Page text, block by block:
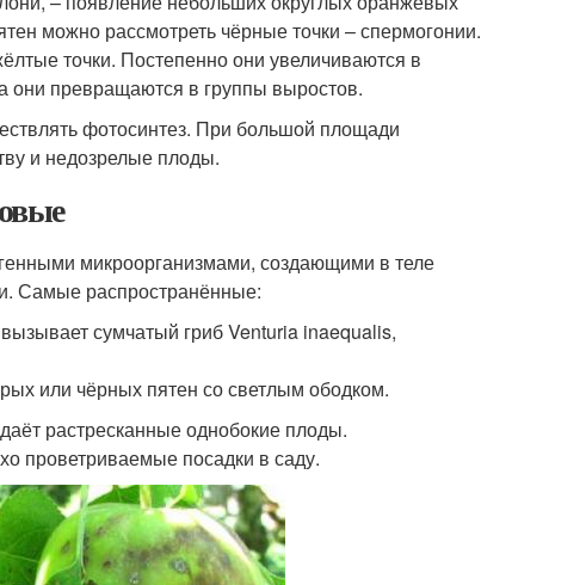
можно рассмотреть чёрные точки – спермогонии.
точки. Постепенно они увеличиваются в
они превращаются в группы выростов.
фотосинтез. При большой площади
и недозрелые плоды.
микроорганизмами, создающими в теле
Самые распространённые:
сумчатый гриб Venturia inaequalis,
или чёрных пятен со светлым ободком.
растресканные однобокие плоды.
проветриваемые посадки в саду.